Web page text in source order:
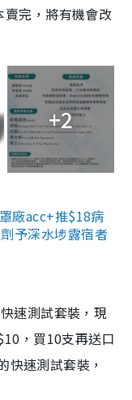
完，將有機會改
+2
廠acc+推$18病
予深水埗露宿者
速測試套裝，現
，買10支再送口
速測試套裝，